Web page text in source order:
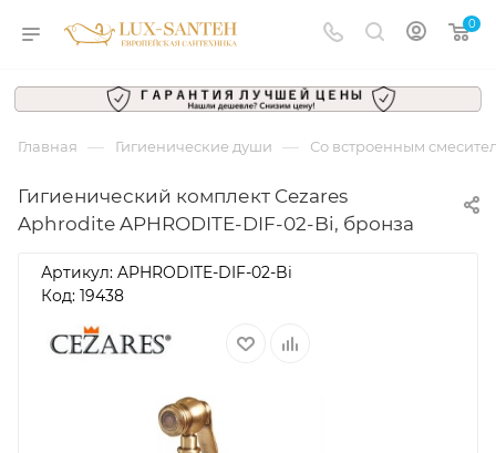
0
Главная — Гигиенические души — Со встроенным
Гигиенический комплект Cezares
Aphrodite APHRODITE-DIF-02-Bi, бронза
Артикул: APHRODITE-DIF-02-Bi
Код: 19438